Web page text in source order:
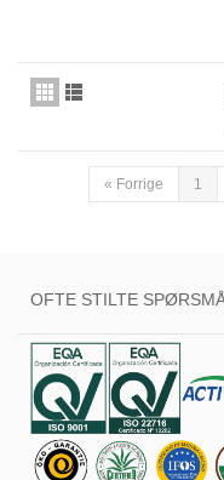
« Forrige 1
OFTE STILTE